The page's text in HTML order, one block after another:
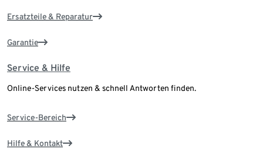
Ersatzteile & Reparatur
Garantie
Service & Hilfe
Online-Services nutzen & schnell Antworten finden.
Service-Bereich
Hilfe & Kontakt